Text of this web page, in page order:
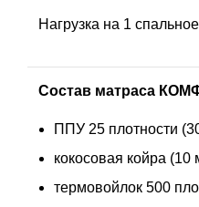
Нагрузка на 1
Состав матраса
ППУ 25 плотности
кокосовая койра (10
термовойлок 500